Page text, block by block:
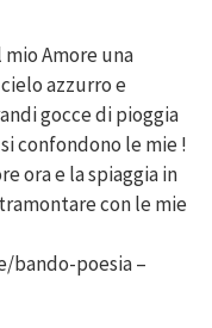
mio Amore una
azzurro e
gocce di pioggia
confondono le mie !
ora e la spiaggia in
con le mie
poesia –